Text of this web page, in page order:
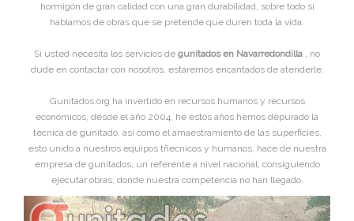
hormigón de gran calidad con una gran durabilidad, sobre todo si
hablamos de obras que se pretende que duren toda la vida.
Si usted necesita los servicios de gunitados en Navarredondilla , no
dude en contactar con nosotros, estaremos encantados de atenderle.
Gunitados.org ha invertido en recursos humanos y recursos
económicos, desde el año 2004, he estos años hemos depurado la
técnica de gunitado, asi como el amaestramiento de las superficies,
esto unido a nuestros equipos tñecnicos y humanos, hace de nuestra
empresa de gunitados, un referente a nivel nacional, consiguiendo
ejecutar obras, donde nuestra competencia no han llegado.